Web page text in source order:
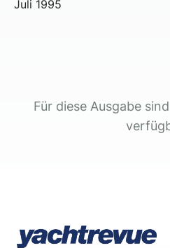
Juli 1995
Für diese Ausgabe